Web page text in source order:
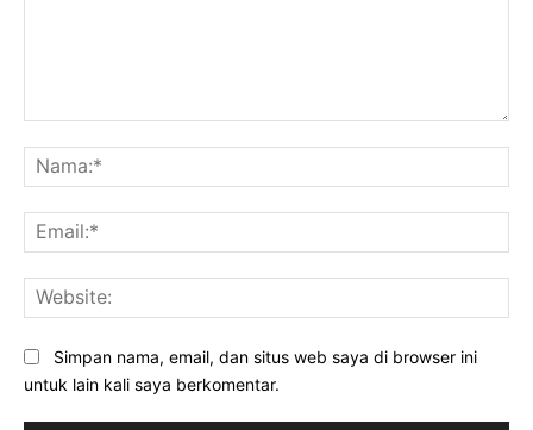
Simpan nama, email, dan situs web saya di browser ini
untuk lain kali saya berkomentar.